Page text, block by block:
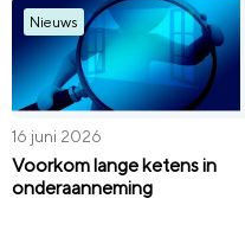
Nieuws
16 juni 2026
Voorkom lange ketens in
onderaanneming